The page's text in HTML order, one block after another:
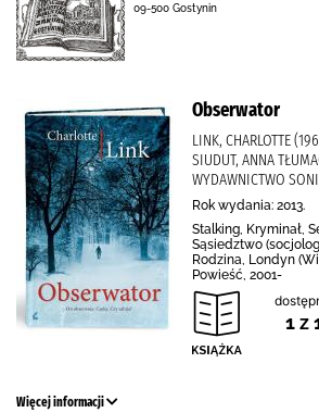
09-500 Gostynin
Obserwator
LINK, CHARLOTTE
SIUDUT, ANNA
WYDAWNICTWO
Rok wydania: 2013.
Stalking, Kryminał,
Sąsiedztwo
Rodzina, Londyn
Powieść, 2001-
1 z
Więcej informacji